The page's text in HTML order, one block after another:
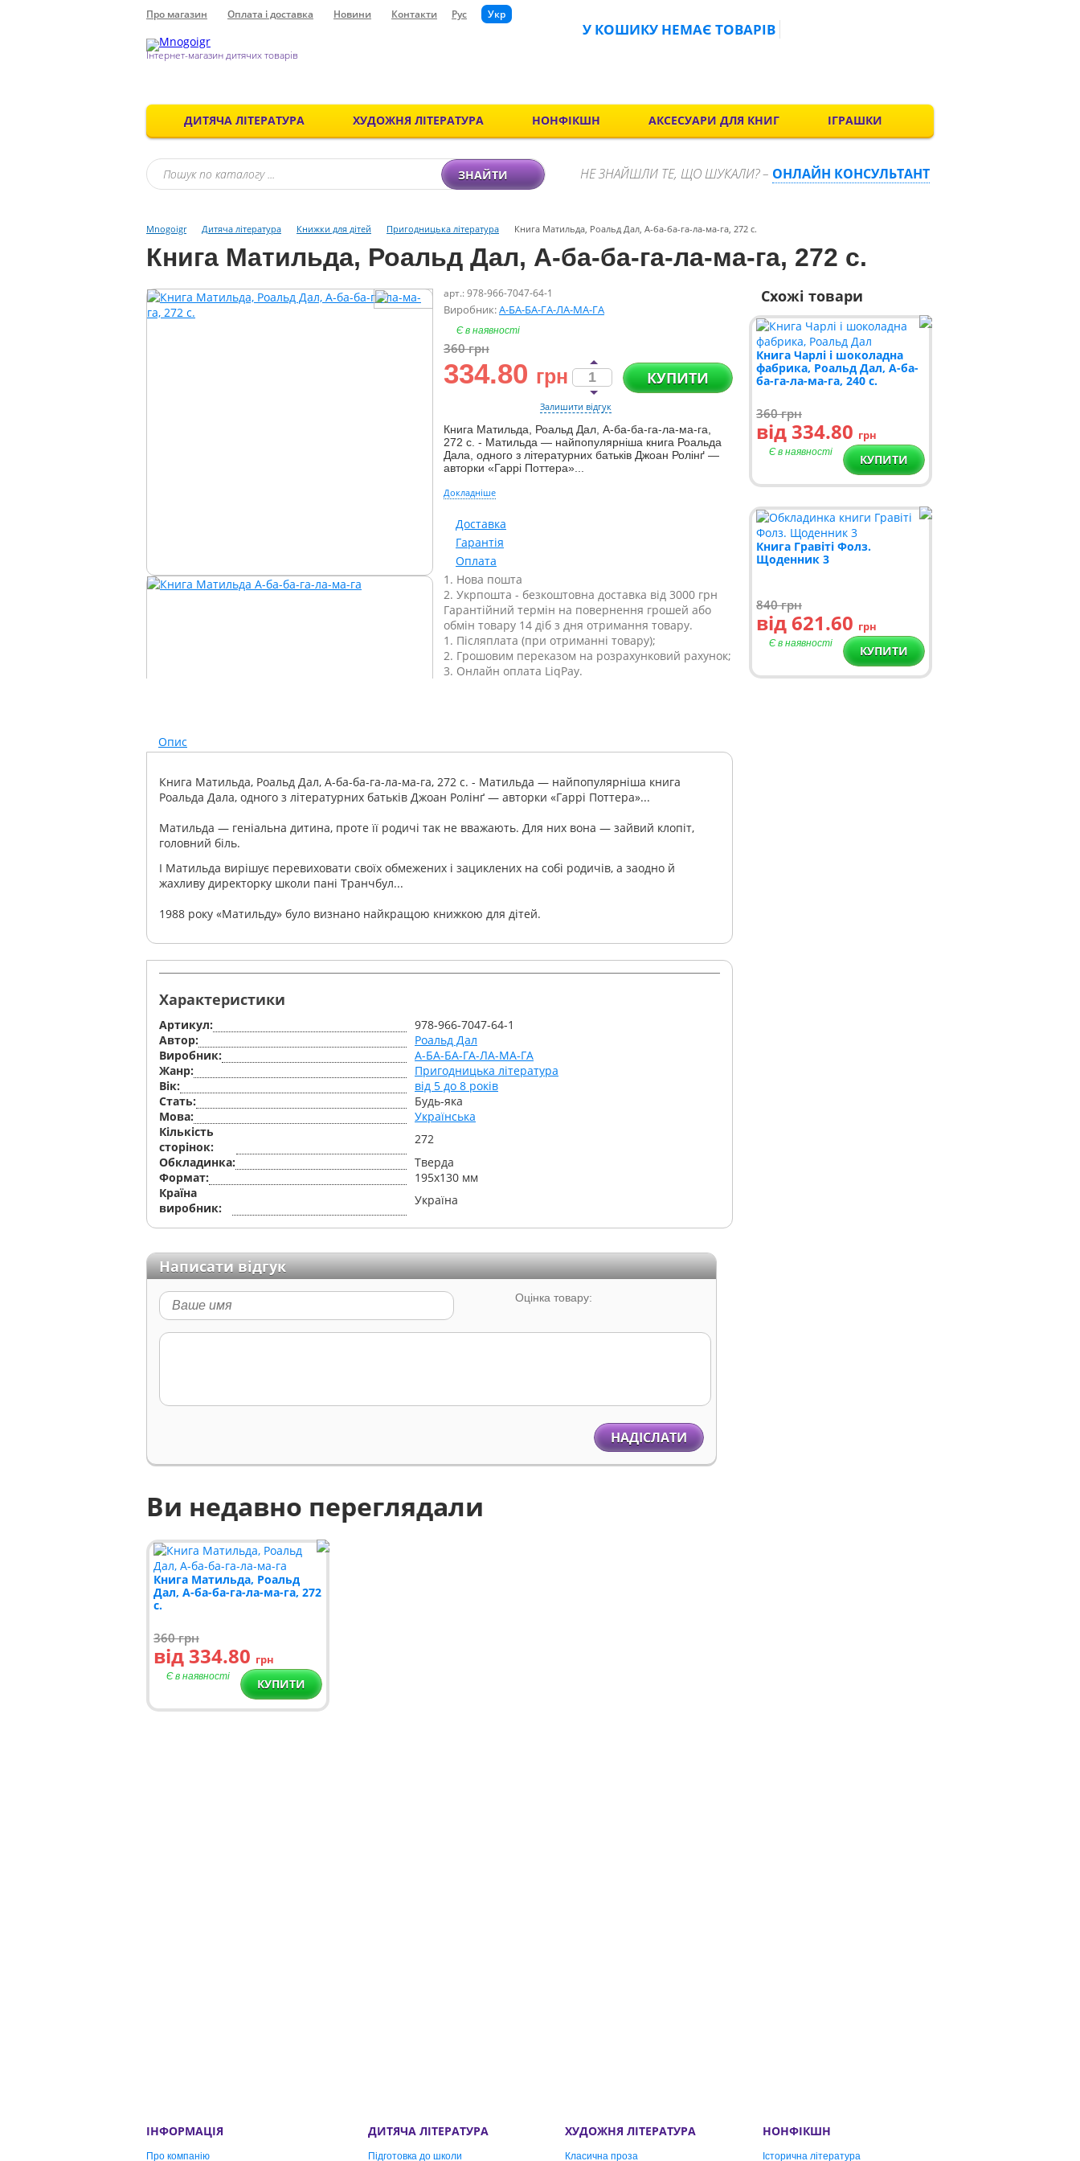
Про магазин Оплата і доставка Новини Контакти Рус Укр
Інтернет-магазин дитячих товарів
У КОШИКУ НЕМАЄ ТОВАРІВ
ДИТЯЧА ЛІТЕРАТУРА ХУДОЖНЯ ЛІТЕРАТУРА НОНФІКШН АКСЕСУАРИ ДЛЯ КНИГ ІГРАШКИ
ЗНАЙТИ НЕ ЗНАЙШЛИ ТЕ, ЩО ШУКАЛИ? – ОНЛАЙН КОНСУЛЬТАНТ
Mnogoigr Дитяча література Книжки для дітей Пригодницька література Книга Матильда, Роальд Дал, А-ба-ба-га-ла-ма-га, 272 c.
Книга Матильда, Роальд Дал, А-ба-ба-га-ла-ма-га, 272 c.
Схожі товари
Книга Чарлі і шоколадна
фабрика, Роальд Дал, А-ба-
ба-га-ла-ма-га, 240 c.
360грн
від 334.80 грн
Є в наявності КУПИТИ
Книга Гравіті Фолз.
Щоденник 3
840грн
від 621.60 грн
Є в наявності КУПИТИ
арт.: 978-966-7047-64-1
Виробник:А-БА-БА-ГА-ЛА-МА-ГА
Є в наявності
360грн
334.80 грн КУПИТИ
Залишити відгук
Книга Матильда, Роальд Дал, А-ба-ба-га-ла-ма-га,
272 c. - Матильда — найпопулярніша книга Роальда
Дала, одного з літературних батьків Джоан Ролінґ —
авторки «Гаррі Поттера»...
Докладніше
Доставка
Гарантія
Оплата
1. Нова пошта
2. Укрпошта - безкоштовна доставка від 3000 грн
Гарантійний термін на повернення грошей або
обмін товару 14 діб з дня отримання товару.
1. Післяплата (при отриманні товару);
2. Грошовим переказом на розрахунковий рахунок;
3. Онлайн оплата LiqPay.
Опис
Книга Матильда, Роальд Дал, А-ба-ба-га-ла-ма-га, 272 c. - Матильда — найпопулярніша книга
Роальда Дала, одного з літературних батьків Джоан Ролінґ — авторки «Гаррі Поттера»...
Матильда — геніальна дитина, проте її родичі так не вважають. Для них вона — зайвий клопіт,
головний біль.
І Матильда вирішує перевиховати своїх обмежених і зациклених на собі родичів, а заодно й
жахливу директорку школи пані Транчбул...
1988 року «Матильду» було визнано найкращою книжкою для дітей.
Характеристики
Артикул:
978-966-7047-64-1
Автор:
Роальд Дал
Виробник:
А-БА-БА-ГА-ЛА-МА-ГА
Жанр:
Пригодницька література
Вік:
від 5 до 8 років
Стать:
Будь-яка
Мова:
Українська
Кількість
сторінок:
272
Обкладинка:
Тверда
Формат:
195х130 мм
Країна
виробник:
Україна
Написати відгук
Оцінка товару:
НАДІСЛАТИ
Ви недавно переглядали
Книга Матильда, Роальд
Дал, А-ба-ба-га-ла-ма-га, 272
c.
360грн
від 334.80 грн
Є в наявності КУПИТИ
ІНФОРМАЦІЯ
Про компанію
ДИТЯЧА ЛІТЕРАТУРА
Підготовка до школи
ХУДОЖНЯ ЛІТЕРАТУРА
Класична проза
НОНФІКШН
Історична література